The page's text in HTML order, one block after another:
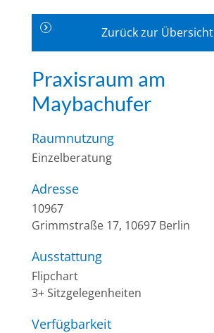
Zurück zur Übersicht
Praxisraum am
Maybachufer
Raumnutzung
Einzelberatung
Adresse
10967
Grimmstraße 17, 10697 Berlin
Ausstattung
Flipchart
3+ Sitzgelegenheiten
Verfügbarkeit